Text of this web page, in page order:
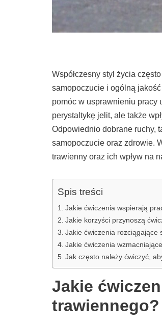
Współczesny styl życia
samopoczucie i ogólną
pomóc w usprawnieniu pracy
perystaltykę jelit, ale także
Odpowiednio dobrane ruchy,
samopoczucie oraz zdrowie.
trawienny oraz ich wpływ na
Spis treści
Jakie ćwiczenia wspierają
Jakie korzyści przynoszą
Jakie ćwiczenia rozciągające
Jakie ćwiczenia
Jak często należy ćwiczyć,
Jakie
trawiennego?